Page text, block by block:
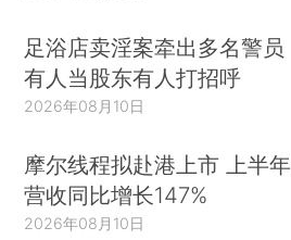
足浴店卖淫案牵出多名警员
有人当股东有人打招呼
2026年08月10日
摩尔线程拟赴港上市 上半年
营收同比增长147%
2026年08月10日